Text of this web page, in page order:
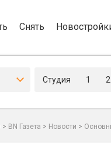
Снять
Студия 1 2
> BN Газета > Новости >